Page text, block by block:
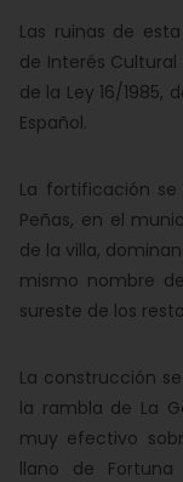
Las ruinas de
de Interés Cultural
de la Ley 16/1985,
Español.
La fortificación
Peñas, en el
de la villa,
mismo nombre
sureste de los
La construcción
la rambla de La
muy efectivo
llano de